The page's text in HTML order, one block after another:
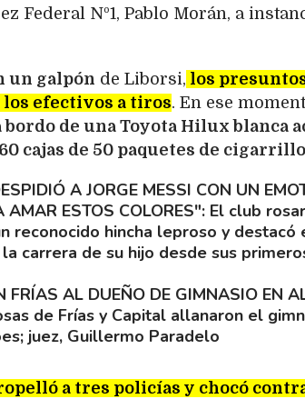
Federal Nº1, Pablo Morán, a
un galpón de Liborsi, los
los efectivos a tiros. En ese
de una Toyota Hilux blanca
cajas de 50 paquetes de
A JORGE MESSI CON UN
ESTOS COLORES" El club
reconocido hincha leproso y destacó
carrera de su hijo desde sus
FRÍAS AL DUEÑO DE GIMNASIO EN
de Frías y Capital allanaron el
juez, Guillermo Paradelo
a tres policías y chocó